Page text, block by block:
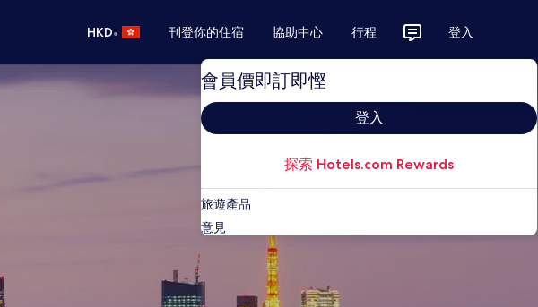
HKD• 刊登你的住宿 協助中心 行程 登入
會員價即訂即慳
登入
探索 Hotels.com Rewards
旅遊產品
意見